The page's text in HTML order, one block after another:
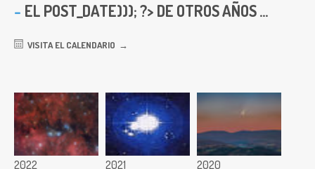
EL POST_DATE))); ?> DE OTROS AÑOS ...
VISITA EL CALENDARIO
2022 2021 2020